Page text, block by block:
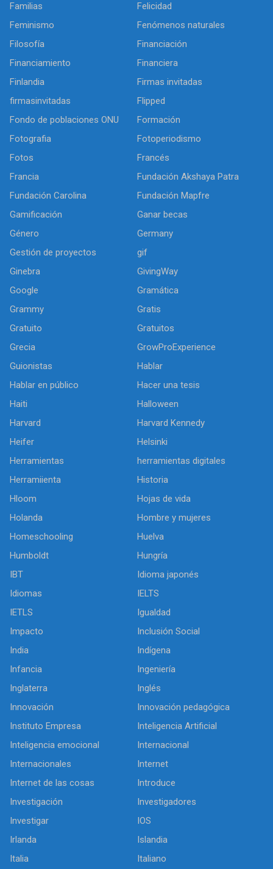
Familias
Felicidad
Feminismo
Fenómenos naturales
Filosofía
Financiación
Financiamiento
Financiera
Finlandia
Firmas invitadas
firmasinvitadas
Flipped
Fondo de poblaciones ONU
Formación
Fotografia
Fotoperiodismo
Fotos
Francés
Francia
Fundación Akshaya Patra
Fundación Carolina
Fundación Mapfre
Gamificación
Ganar becas
Género
Germany
Gestión de proyectos
gif
Ginebra
GivingWay
Google
Gramática
Grammy
Gratis
Gratuito
Gratuitos
Grecia
GrowProExperience
Guionistas
Hablar
Hablar en público
Hacer una tesis
Haiti
Halloween
Harvard
Harvard Kennedy
Heifer
Helsinki
Herramientas
herramientas digitales
Herramiienta
Historia
Hloom
Hojas de vida
Holanda
Hombre y mujeres
Homeschooling
Huelva
Humboldt
Hungría
IBT
Idioma japonés
Idiomas
IELTS
IETLS
Igualdad
Impacto
Inclusión Social
India
Indígena
Infancia
Ingeniería
Inglaterra
Inglés
Innovación
Innovación pedagógica
Instituto Empresa
Inteligencia Artificial
Inteligencia emocional
Internacional
Internacionales
Internet
Internet de las cosas
Introduce
Investigación
Investigadores
Investigar
IOS
Irlanda
Islandia
Italia
Italiano